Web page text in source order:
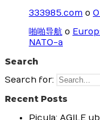
333985.com o
啪啪导航 o
NATO-a
Search
Search for:
Recent Posts
Picula: AGILE